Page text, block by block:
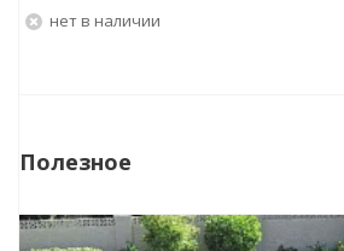
Нет в наличии
Полезное